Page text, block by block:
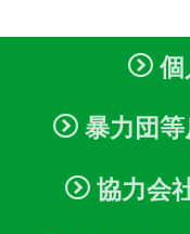
個
暴力団等
協力会